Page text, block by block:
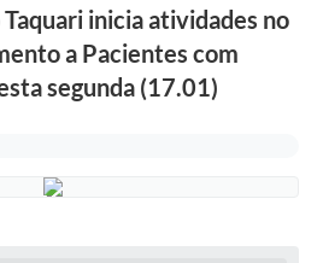
inicia atividades no
a Pacientes com
segunda (17.01)